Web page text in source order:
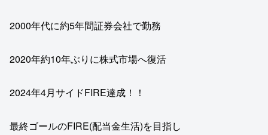
2000年代に約5年間証券会社で勤務
2020年約10年ぶりに株式市場へ復活
2024年4月サイドFIRE達成！！
最終ゴールのFIRE(配当金生活)を目指し